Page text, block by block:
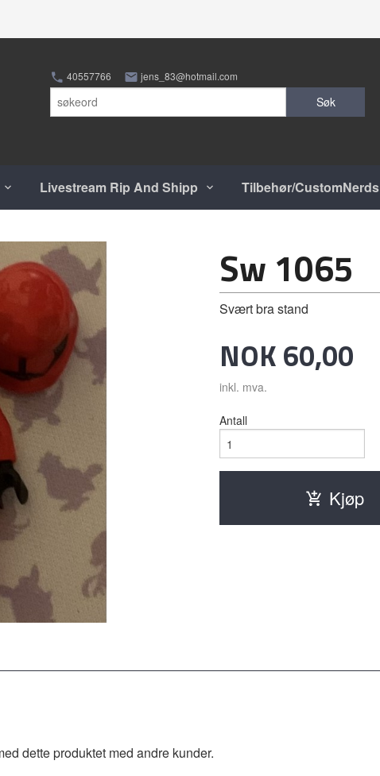
40557766 jens_83@hotmail.com
Søk
Livestream Rip And Shipp Tilbehør/CustomNerds
Sw 1065
Svært bra stand
Pris
NOK60,00
inkl. mva.
Antall
Kjøp
dette produktet med andre kunder.